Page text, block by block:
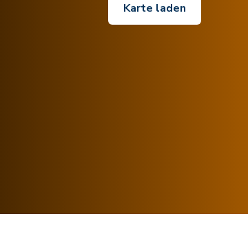
Karte laden